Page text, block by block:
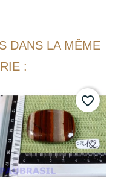
DANS LA MÊME
:
favorite_border